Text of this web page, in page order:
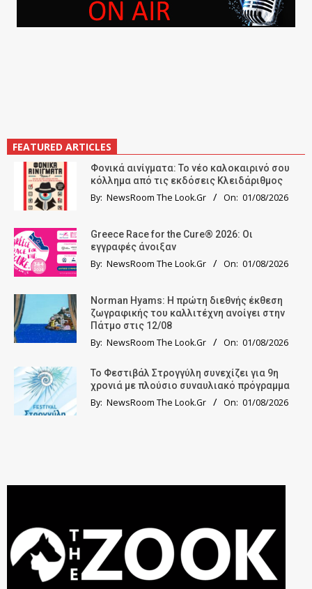
FEATURED ARTICLES
Φονικά αινίγματα: Το νέο καλοκαιρινό σου
κόλλημα από τις εκδόσεις Κλειδάριθμος
By: NewsRoom The Look.Gr On: 01/08/2026
Greece Race for the Cure® 2026: Οι
εγγραφές άνοιξαν
By: NewsRoom The Look.Gr On: 01/08/2026
Norman Hyams: Η πρώτη διεθνής έκθεση
ζωγραφικής του καλλιτέχνη ανοίγει στην
Πάτμο στις 12/08
By: NewsRoom The Look.Gr On: 01/08/2026
Το Φεστιβάλ Στρογγύλη συνεχίζει για 9η
χρονιά με πλούσιο συναυλιακό πρόγραμμα
By: NewsRoom The Look.Gr On: 01/08/2026